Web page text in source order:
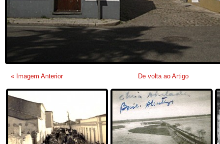
« Imagem Anterior De volta ao Artigo